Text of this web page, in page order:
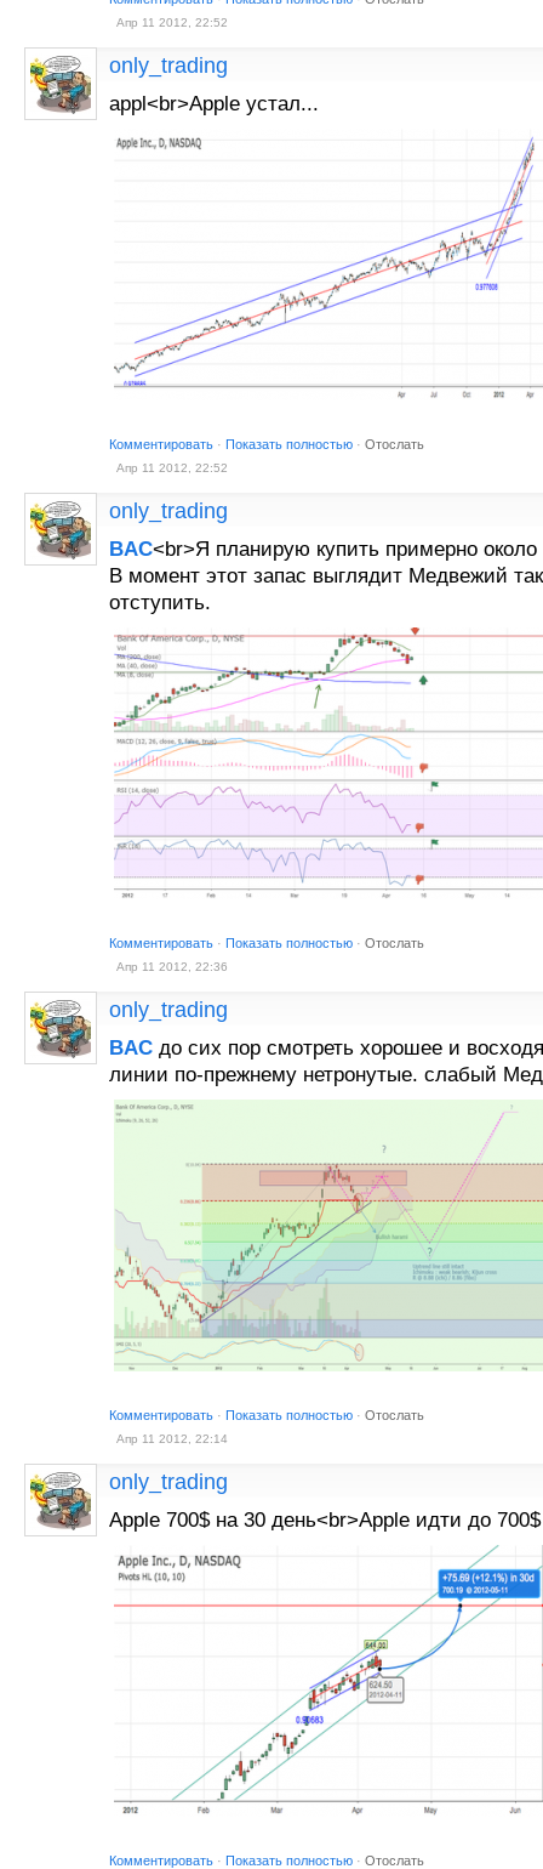
Апр 11 2012, 22:52
only_trading
appl<br>Apple устал...
Комментировать · Показать полностью · Отослать
Апр 11 2012, 22:52
only_trading
BAC<br>Я планирую купить примерно около
В момент этот запас выглядит Медвежий
отступить.
Комментировать · Показать полностью · Отослать
Апр 11 2012, 22:36
only_trading
BAC до сих пор смотреть хорошее и
линии по-прежнему нетронутые. слабый
Комментировать · Показать полностью · Отослать
Апр 11 2012, 22:14
only_trading
Apple 700$ на 30 день<br>Apple идти до
Комментировать · Показать полностью · Отослать